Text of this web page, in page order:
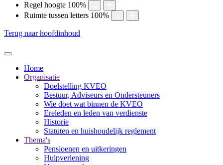
Regel hoogte 100%
Ruimte tussen letters 100%
Terug naar hoofdinhoud
Home
Organisatie
Doelstelling KVEO
Bestuur, Adviseurs en Ondersteuners
Wie doet wat binnen de KVEO
Ereleden en leden van verdienste
Historie
Statuten en huishoudelijk reglement
Thema's
Pensioenen en uitkeringen
Hulpverlening